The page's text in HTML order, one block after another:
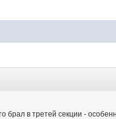
брал в третей секции -